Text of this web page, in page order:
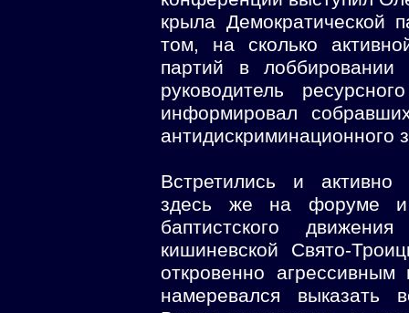
крыла
том, на сколько
партий в
руководитель
информировал
антидискриминационного
Встретились и активно
здесь же на форуме и
баптистского
кишиневской Свято-
откровенно
намеревался выказать